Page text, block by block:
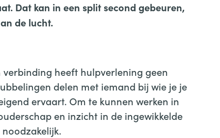
Dat kan in een split second gebeuren,
de lucht.
heeft hulpverlening geen
delen met iemand bij wie je je
ervaart. Om te kunnen werken in
en inzicht in de ingewikkelde